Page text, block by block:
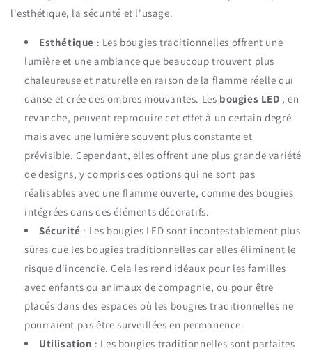
l'esthétique, la sécurité et l'usage.
Esthétique : Les bougies traditionnelles offrent une
lumière et une ambiance que beaucoup trouvent plus
chaleureuse et naturelle en raison de la flamme réelle qui
danse et crée des ombres mouvantes. Les bougies LED , en
revanche, peuvent reproduire cet effet à un certain degré
mais avec une lumière souvent plus constante et
prévisible. Cependant, elles offrent une plus grande variété
de designs, y compris des options qui ne sont pas
réalisables avec une flamme ouverte, comme des bougies
intégrées dans des éléments décoratifs.
Sécurité : Les bougies LED sont incontestablement plus
sûres que les bougies traditionnelles car elles éliminent le
risque d'incendie. Cela les rend idéaux pour les familles
avec enfants ou animaux de compagnie, ou pour être
placés dans des espaces où les bougies traditionnelles ne
pourraient pas être surveillées en permanence.
Utilisation : Les bougies traditionnelles sont parfaites